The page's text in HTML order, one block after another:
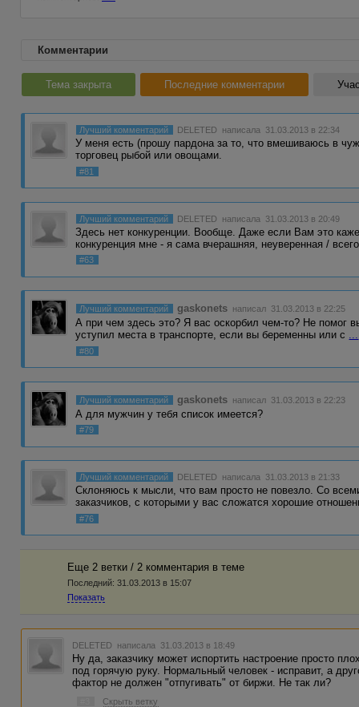
Комментарии
Тема закрыта Последние комментарии
Лучший комментарий DELETED написала 31.03.2013 в 22:34
У меня есть (прошу пардона за то, что вмешиваюсь в
торговец рыбой или овощами.
#81
Лучший комментарий DELETED написала 31.03.2013 в 20:49
Здесь нет конкуренции. Вообще. Даже если Вам это
конкуренция мне - я сама вчерашняя, неуверенная /
#63
Лучший комментарий gaskonets написал 31.03.2013 в 22:25
А при чем здесь это? Я вас оскорбил чем-то? Не помог
уступил места в транспорте, если вы беременны или с ...
#80
Лучший комментарий gaskonets написал 31.03.2013 в 22:23
А для мужчин у тебя список имеется?
#79
Лучший комментарий DELETED написала 31.03.2013 в 21:33
Склоняюсь к мысли, что вам просто не повезло. Со
заказчиков, с которыми у вас сложатся хорошие
#76
Еще 2 ветки / 2 комментария в темe
Последний: 31.03.2013 в 15:07
Показать
DELETED написала 31.03.2013 в 18:49
Ну да, заказчику может испортить настроение просто
под горячую руку. Нормальный человек - исправит, а
фактор не должен "отпугивать" от биржи. Не так ли?
Скрыть ветку